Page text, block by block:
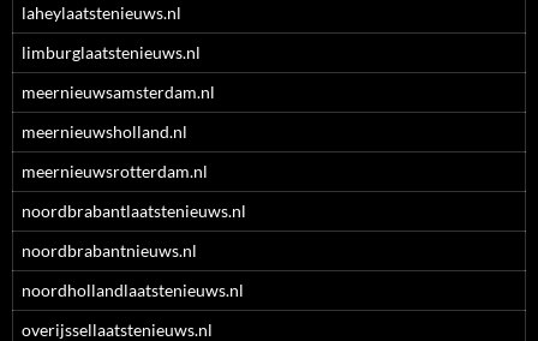
laheylaatstenieuws.nl
limburglaatstenieuws.nl
meernieuwsamsterdam.nl
meernieuwsholland.nl
meernieuwsrotterdam.nl
noordbrabantlaatstenieuws.nl
noordbrabantnieuws.nl
noordhollandlaatstenieuws.nl
overijssellaatstenieuws.nl